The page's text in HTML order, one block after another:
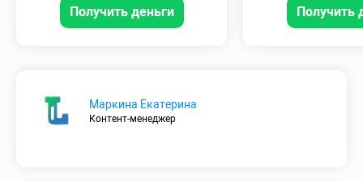
Получить деньги Получить
Маркина Екатерина
Контент-менеджер